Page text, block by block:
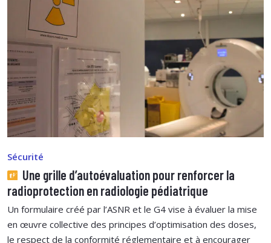
Sécurité
Une grille d’autoévaluation pour renforcer la
radioprotection en radiologie pédiatrique
Un formulaire créé par l’ASNR et le G4 vise à évaluer la mise
en œuvre collective des principes d’optimisation des doses,
le respect de la conformité réglementaire et à encourager